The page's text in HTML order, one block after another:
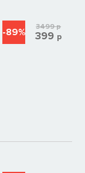
-89% 3499р
399 р